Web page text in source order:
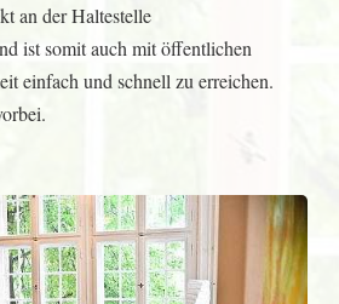
an der Haltestelle
ist somit auch mit öffentlichen
einfach und schnell zu erreichen.